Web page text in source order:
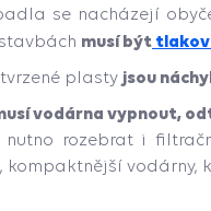
se nacházejí
musí být
plasty jsou
vodárna vypnout,
nutno rozebrat i
kompaktnější vodárny,